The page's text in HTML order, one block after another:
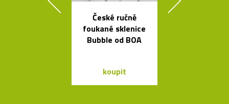
České ručně
foukané sklenice
Bubble od BOA
koupit